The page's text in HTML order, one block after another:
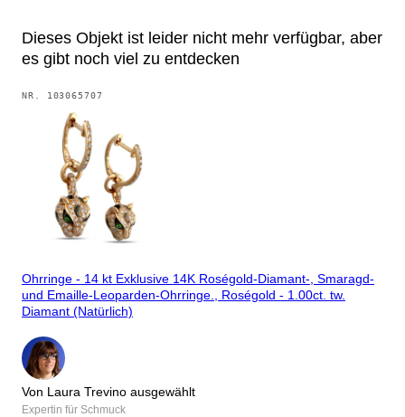
Dieses Objekt ist leider nicht mehr verfügbar, aber
es gibt noch viel zu entdecken
NR. 103065707
Ohrringe - 14 kt Exklusive 14K Roségold-Diamant-, Smaragd-
und Emaille-Leoparden-Ohrringe., Roségold - 1.00ct. tw.
Diamant (Natürlich)
Von Laura Trevino ausgewählt
Expertin für Schmuck